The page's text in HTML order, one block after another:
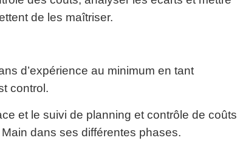
de les maîtriser.
d’expérience au minimum en tant
control.
et le suivi de planning et contrôle de coûts
dans ses différentes phases.